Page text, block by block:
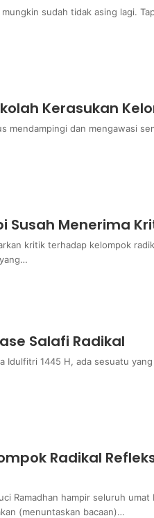
sudah tidak asing lagi.
Kerasukan
mendampingi dan mengawasi
Susah Menerima
kritik terhadap kelompok
Salafi Radikal
Idulfitri 1445 H, ada sesuatu
Radikal
Ramadhan hampir seluruh
(menuntaskan bacaan)…